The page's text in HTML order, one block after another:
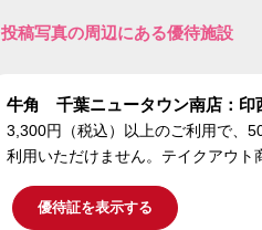
投稿写真の周辺にある優待施設
牛角 千葉ニュータウン南店：印
3,300円（税込）以上のご利用で、
利用いただけません。テイクアウト
優待証を表示する